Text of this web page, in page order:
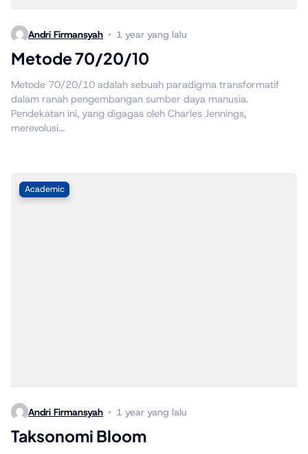
Andri Firmansyah 1 year yang lalu
Metode 70/20/10
Metode 70/20/10 adalah sebuah paradigma transformatif
dalam ranah pengembangan sumber daya manusia.
Pendekatan ini, yang digagas oleh Charles Jennings,
merevolusi...
Academic
Andri Firmansyah 1 year yang lalu
Taksonomi Bloom